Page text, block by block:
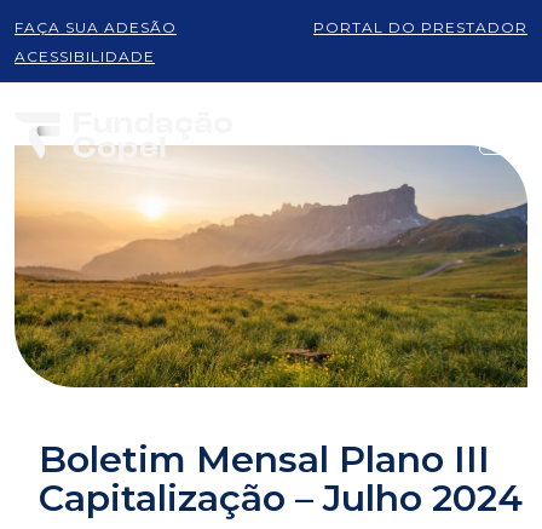
FAÇA SUA ADESÃO
PORTAL DO PRESTADOR
ACESSIBILIDADE
Boletim Mensal Plano III
Capitalização – Julho 2024